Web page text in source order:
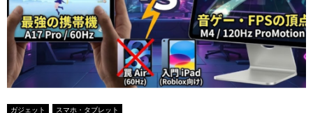
ガジェット スマホ・タブレット